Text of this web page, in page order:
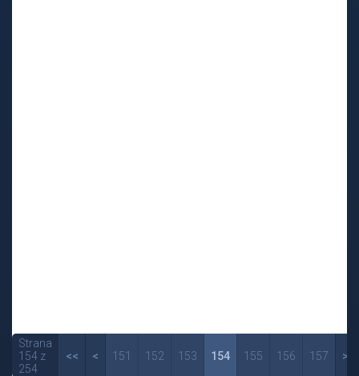
Strana
154 z
254
<< < 151 152 153 154 155 156 157 >